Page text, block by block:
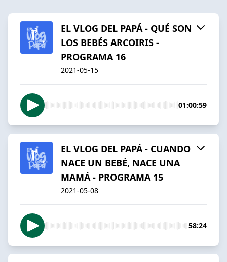
EL VLOG DEL PAPÁ - QUÉ SON
LOS BEBÉS ARCOIRIS -
PROGRAMA 16
2021-05-15
01:00:59
EL VLOG DEL PAPÁ - CUANDO
NACE UN BEBÉ, NACE UNA
MAMÁ - PROGRAMA 15
2021-05-08
58:24